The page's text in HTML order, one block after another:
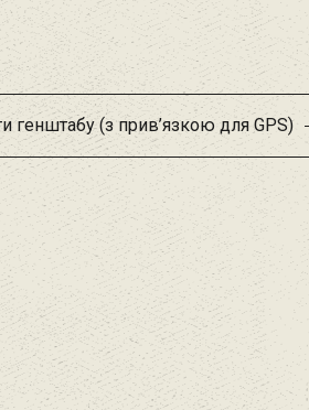
генштабу (з прив’язкою для GPS)